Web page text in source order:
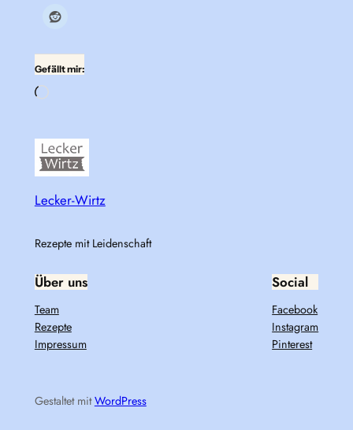
Gefällt mir:
Wird
Lecker-Wirtz
Rezepte mit Leidenschaft
Über uns
Team
Rezepte
Impressum
Social
Facebook
Instagram
Pinterest
Gestaltet mitWordPress